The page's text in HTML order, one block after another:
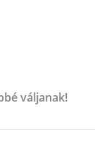
váljanak!